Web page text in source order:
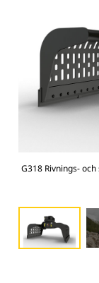
G318 Rivnings-